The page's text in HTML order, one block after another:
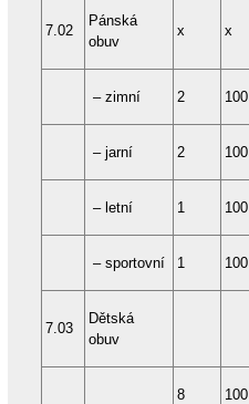
7.02
Pánská
obuv
x x
– zimní 2 100
– jarní 2 100
– letní 1 100
– sportovní 1 100
7.03
Dětská
obuv
8 100